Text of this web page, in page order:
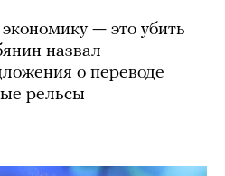
— это убить
назвал
о переводе
рельсы